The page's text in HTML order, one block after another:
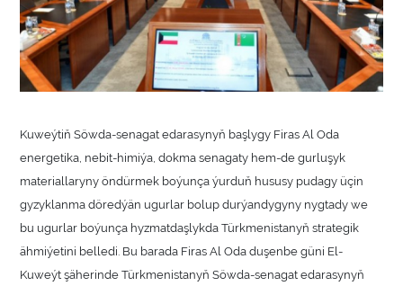
Kuweýtiň Söwda-senagat edarasynyň başlygy Firas Al Oda
energetika, nebit-himiýa, dokma senagaty hem-de gurluşyk
materiallaryny öndürmek boýunça ýurduň hususy pudagy üçin
gyzyklanma döredýän ugurlar bolup durýandygyny nygtady we
bu ugurlar boýunça hyzmatdaşlykda Türkmenistanyň strategik
ähmiýetini belledi. Bu barada Firas Al Oda duşenbe güni El-
Kuweýt şäherinde Türkmenistanyň Söwda-senagat edarasynyň